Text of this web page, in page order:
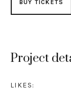
Project
LIKES:
BUY TICKETS